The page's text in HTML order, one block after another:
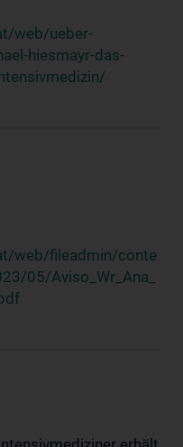
web/ueber-
hiesmayr-das-
web/fileadmin/conte
05/Aviso_Wr_Ana_